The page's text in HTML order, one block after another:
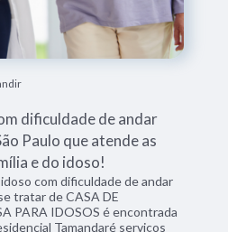
dificuldade de andar
Paulo que atende as
e do idoso!
com dificuldade de andar
tratar de CASA DE
PARA IDOSOS é encontrada
Tamandaré serviços